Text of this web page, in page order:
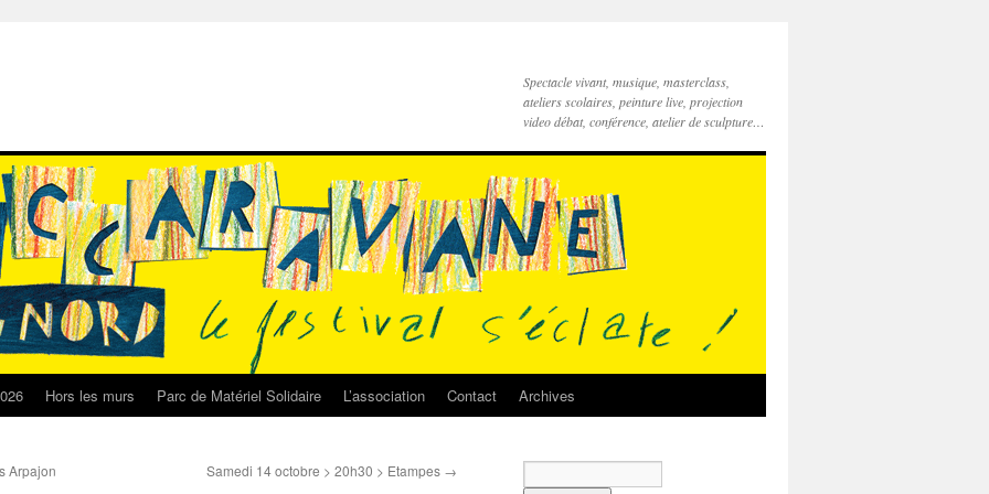
Spectacle vivant, musique, masterclass,
ateliers scolaires, peinture live, projection
video débat, conférence, atelier de sculpture…
Hors les murs Parc de Matériel Solidaire L’association Contact Archives
Arpajon Samedi 14 octobre > 20h30 > Etampes →